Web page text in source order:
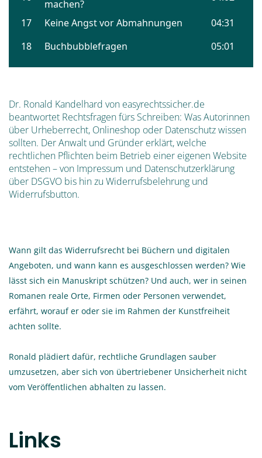
Dr. Ronald Kandelhard von easyrechtssicher.de
beantwortet Rechtsfragen fürs Schreiben: Was Autorinnen
über Urheberrecht, Onlineshop oder Datenschutz wissen
sollten. Der Anwalt und Gründer erklärt, welche
rechtlichen Pflichten beim Betrieb einer eigenen Website
entstehen – von Impressum und Datenschutzerklärung
über DSGVO bis hin zu Widerrufsbelehrung und
Widerrufsbutton.
Wann gilt das Widerrufsrecht bei Büchern und digitalen
Angeboten, und wann kann es ausgeschlossen werden? Wie
lässt sich ein Manuskript schützen? Und auch, wer in seinen
Romanen reale Orte, Firmen oder Personen verwendet,
erfährt, worauf er oder sie im Rahmen der Kunstfreiheit
achten sollte.
Ronald plädiert dafür, rechtliche Grundlagen sauber
umzusetzen, aber sich von übertriebener Unsicherheit nicht
vom Veröffentlichen abhalten zu lassen.
Links